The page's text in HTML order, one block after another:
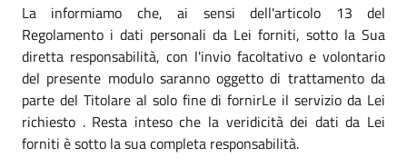
La informiamo che, ai sensi dell'articolo 13 del
Regolamento i dati personali da Lei forniti, sotto la Sua
diretta responsabilità, con l'invio facoltativo e volontario
del presente modulo saranno oggetto di trattamento da
parte del Titolare al solo fine di fornirLe il servizio da Lei
richiesto . Resta inteso che la veridicità dei dati da Lei
forniti è sotto la sua completa responsabilità.